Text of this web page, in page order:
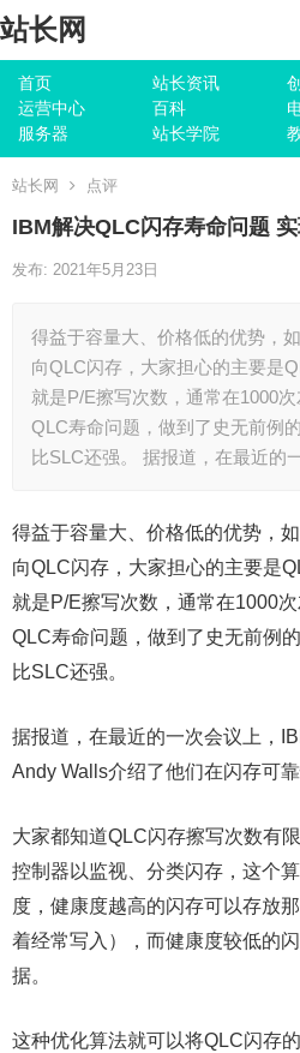
站长网
首页 站长资讯
运营中心
百科
服务器
站长学院
站长网 点评
IBM解决QLC闪存寿命问题
发布: 2021年5月23日
得益于容量大、价格低的优势，
向QLC闪存，大家担心的主要是
就是P/E擦写次数，通常在1000
QLC寿命问题，做到了史无前例
比SLC还强。 据报道，在最近的
得益于容量大、价格低的优势，
向QLC闪存，大家担心的主要是
就是P/E擦写次数，通常在1000
QLC寿命问题，做到了史无前例
比SLC还强。
据报道，在最近的一次会议上，
Andy Walls介绍了他们在闪存可靠
大家都知道QLC闪存擦写次数有
控制器以监视、分类闪存，这个
度，健康度越高的闪存可以存放
着经常写入），而健康度较低的
据。
这种优化算法就可以将QLC闪存